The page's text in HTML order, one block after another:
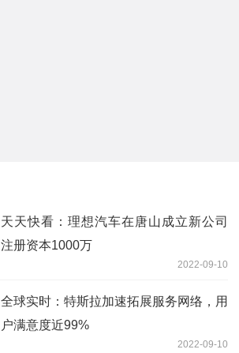
天天快看：理想汽车在唐山成立新公司
注册资本1000万
2022-09-10
全球实时：特斯拉加速拓展服务网络，用
户满意度近99%
2022-09-10